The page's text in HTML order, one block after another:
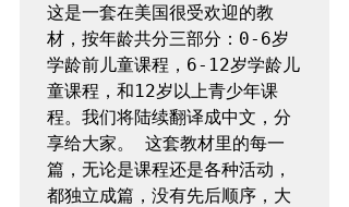
这是一套在美国很受欢迎的教
材，按年龄共分三部分：0-6岁
学龄前儿童课程，6-12岁学龄儿
童课程，和12岁以上青少年课
程。我们将陆续翻译成中文，分
享给大家。 这套教材里的每一
篇，无论是课程还是各种活动，
都独立成篇，没有先后顺序，大